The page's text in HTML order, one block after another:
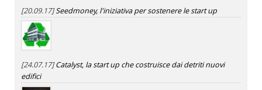
[20.09.17]Seedmoney, l'iniziativa per sostenere le start up
[24.07.17]Catalyst, la start up che costruisce dai detriti nuovi
edifici